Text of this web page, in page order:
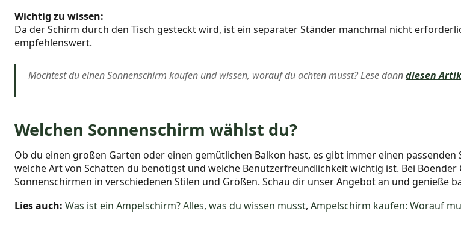
Wichtig zu wissen:
Da der Schirm durch den Tisch gesteckt wird, ist ein separater Ständer manchmal nicht
empfehlenswert.
Möchtest du einen Sonnenschirm kaufen und wissen, worauf du achten musst? Lese danndiesen
Welchen Sonnenschirm wählst du?
Ob du einen großen Garten oder einen gemütlichen Balkon hast, es gibt immer einen
welche Art von Schatten du benötigst und welche Benutzerfreundlichkeit wichtig ist. Bei
Sonnenschirmen in verschiedenen Stilen und Größen. Schau dir unser Angebot an und genieße
Lies auch: Was ist ein Ampelschirm? Alles, was du wissen musst, Ampelschirm kaufen: Worauf